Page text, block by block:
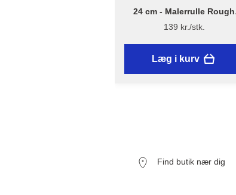
24 cm - Malerrulle Rough
Quick – Flügger Excellence
139 kr./stk.
Læg i kurv
Find butik nær dig